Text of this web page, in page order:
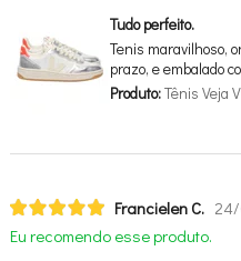
Tudo perfeito.
Tenis maravilhoso,
prazo, e embalado
Produto:Tênis Veja
Francielen C.
Eu recomendo esse produto.